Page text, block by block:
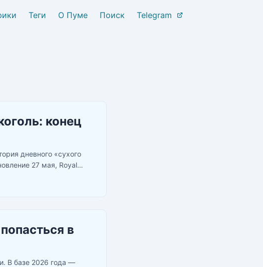
Теги О Пуме Поиск Telegram
конец
дневного «сухого
27 мая, Royal
могут торговать
в
В базе 2026 года —